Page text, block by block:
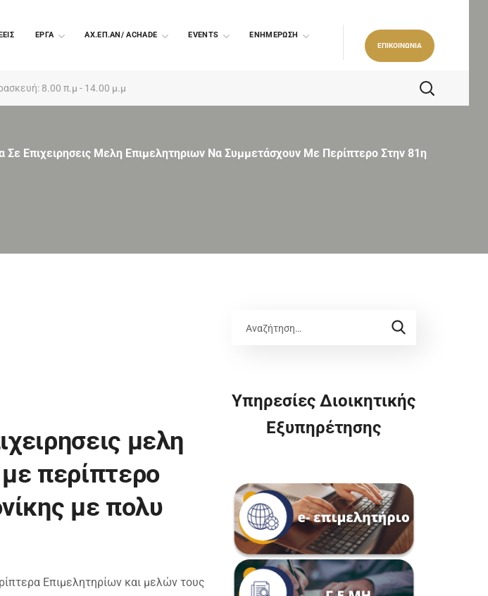
EΡΓΑ ΑΧ.ΕΠ.ΑΝ/ ACHADE EVENTS ΕΝΗΜΕΡΩΣΗ
ΕΠΙΚΟΙΝΩΝΙΑ
8.00 π.μ - 14.00 μ.μ
Σε Επιχειρησεις Μελη Επιμελητηριων Να Συμμετάσχουν Με Περίπτερο Στην 81η
μελη
περίπτερο
με πολυ
Επιμελητηρίων και μελών τους
Υπηρεσίες Διοικητικής
Εξυπηρέτησης